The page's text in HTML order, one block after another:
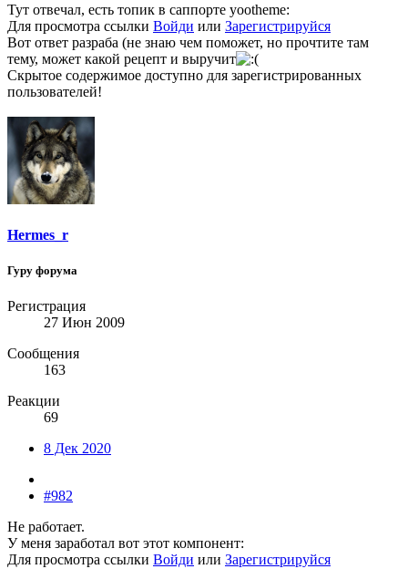
Тут отвечал, есть топик в саппорте yootheme:
Для просмотра ссылки Войди или Зарегистрируйся
Вот ответ разраба (не знаю чем поможет, но прочтите там
тему, может какой рецепт и выручит
Скрытое содержимое доступно для зарегистрированных
пользователей!
Hermes_r
Гуру форума
Регистрация
27 Июн 2009
Сообщения
163
Реакции
69
8 Дек 2020
#982
Не работает.
У меня заработал вот этот компонент:
Для просмотра ссылки Войди или Зарегистрируйся